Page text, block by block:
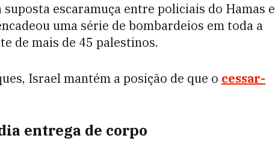
escaramuça entre policiais do Hamas e
uma série de bombardeios em toda a
de mais de 45 palestinos.
Israel mantém a posição de que o cessar-
entrega de corpo